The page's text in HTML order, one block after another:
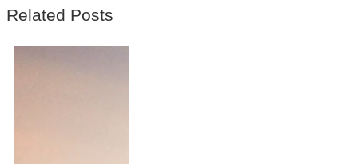
Related Posts